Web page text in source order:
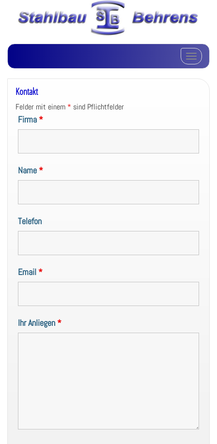
Schalte
Kontakt
Felder mit einem * sind Pflichtfelder
Firma *
Name *
Telefon
Email *
Ihr Anliegen *